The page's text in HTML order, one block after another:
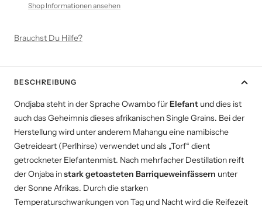
Shop Informationen ansehen
Brauchst Du Hilfe?
BESCHREIBUNG
Ondjaba steht in der Sprache Owambo fürElefant und dies ist
auch das Geheimnis dieses afrikanischen Single Grains. Bei der
Herstellung wird unter anderem Mahangu eine namibische
Getreideart (Perlhirse) verwendet und als „Torf“ dient
getrockneter Elefantenmist. Nach mehrfacher Destillation reift
der Onjaba instark getoasteten Barriqueweinfässern unter
der Sonne Afrikas. Durch die starken
Temperaturschwankungen von Tag und Nacht wird die Reifezeit